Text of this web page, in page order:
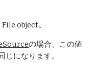
object。
の場合、この値
じになります。